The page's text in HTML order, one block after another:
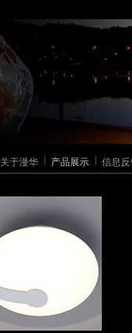
关于漫华 产品展示 信息反